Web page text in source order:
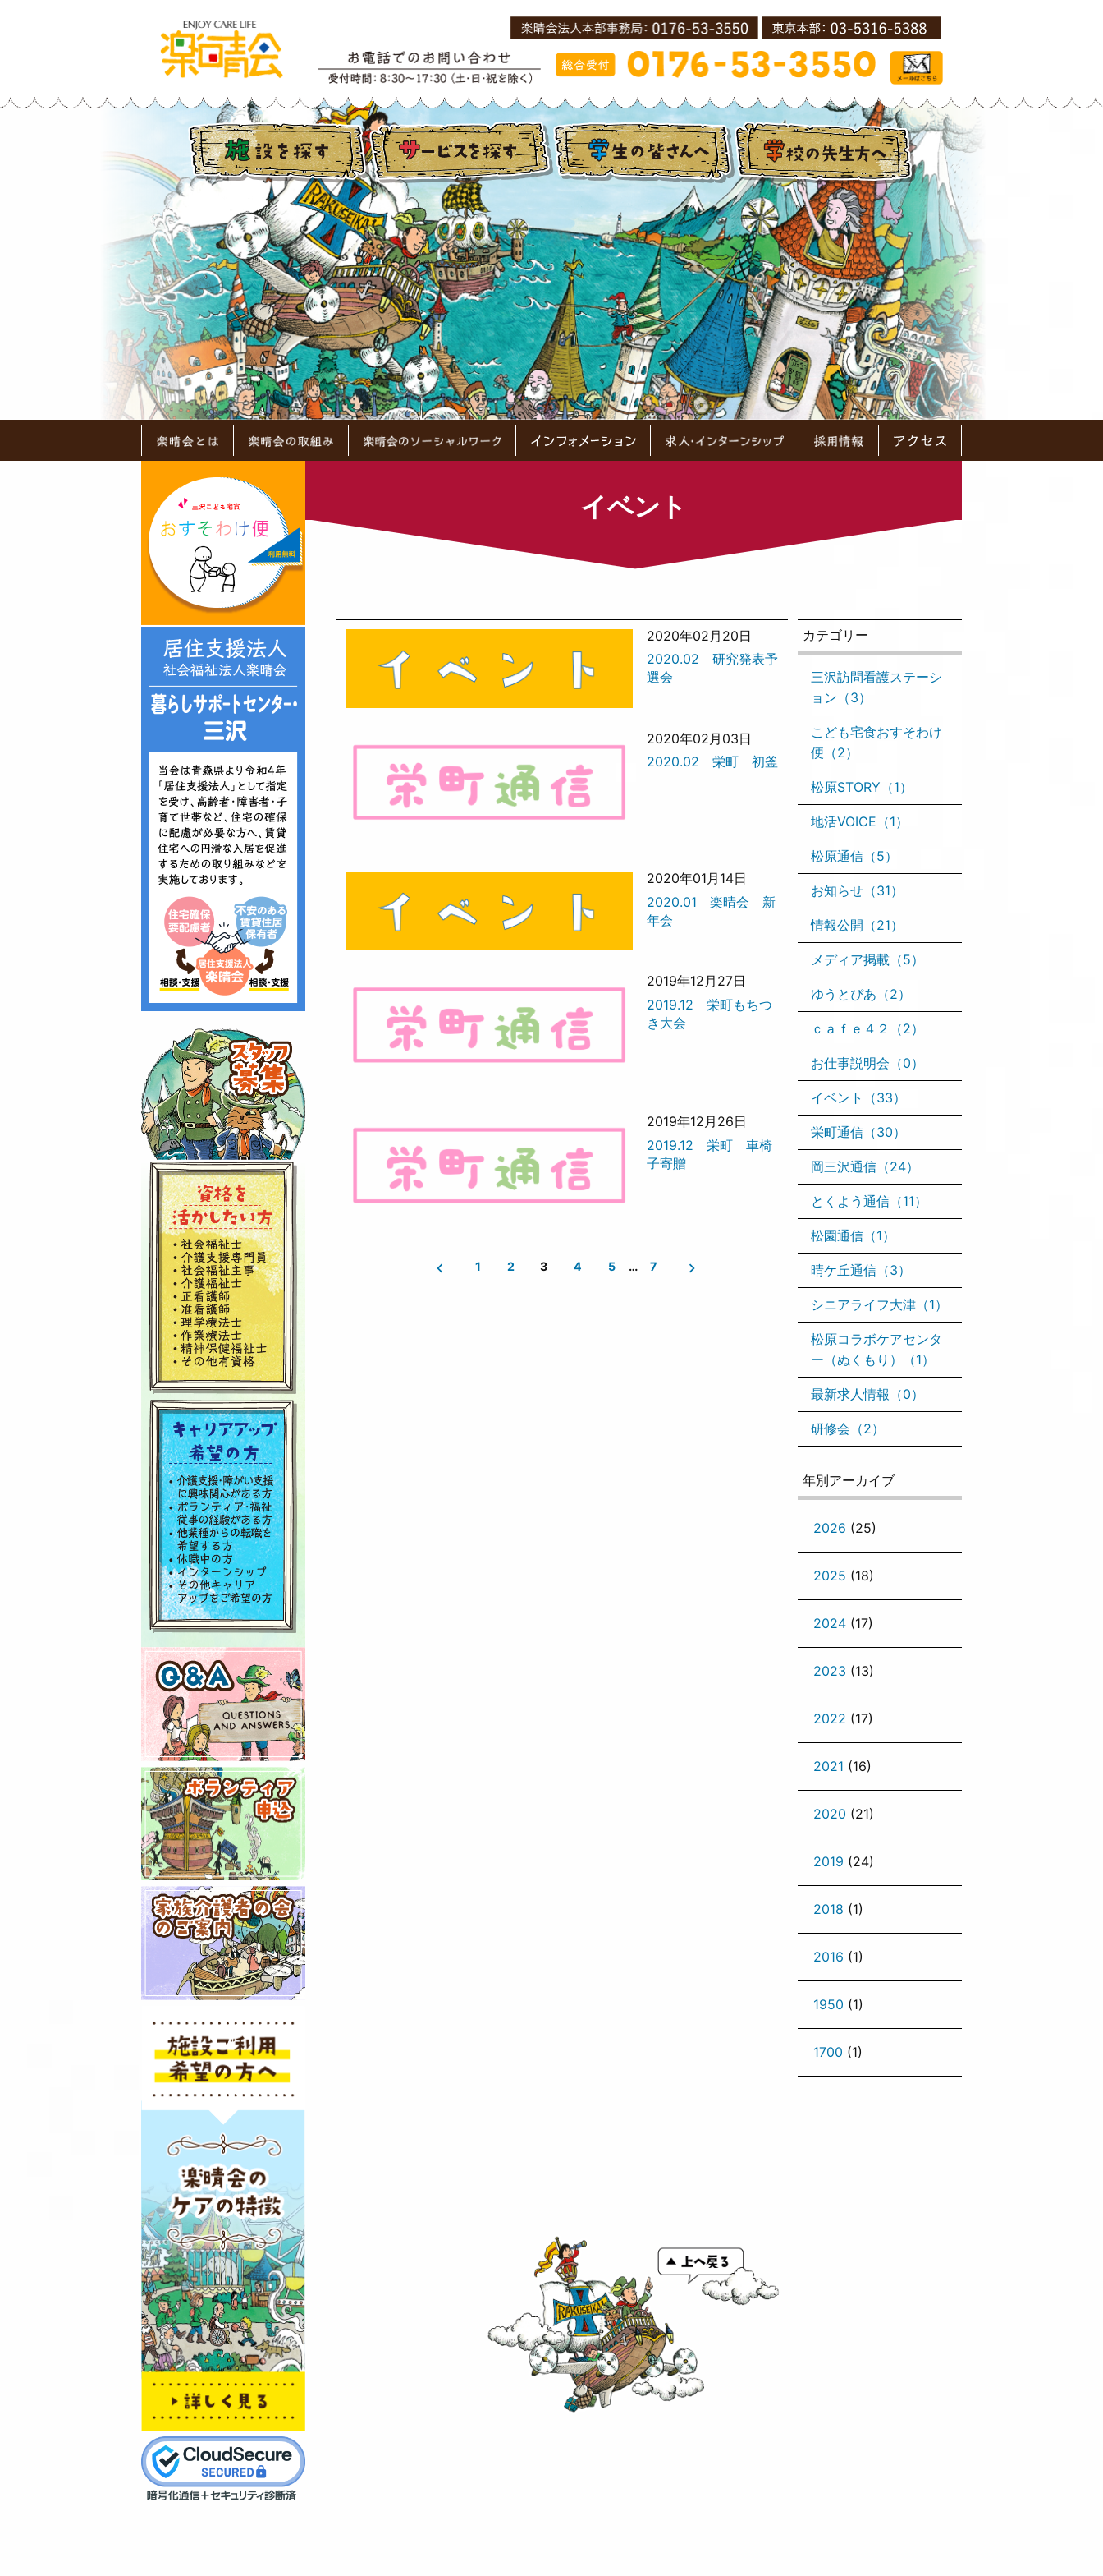
イベント
2020年02月20日
2020.02 研究発表予
選会
2020年02月03日
2020.02 栄町 初釜
2020年01月14日
2020.01 楽晴会 新
年会
2019年12月27日
2019.12 栄町もちつ
き大会
2019年12月26日
2019.12 栄町 車椅
子寄贈
1 2 3 4 5 … 7
カテゴリー
三沢訪問看護ステーシ
ョン（3）
こども宅食おすそわけ
便（2）
松原STORY（1）
地活VOICE（1）
松原通信（5）
お知らせ（31）
情報公開（21）
メディア掲載（5）
ゆうとぴあ（2）
ｃａｆｅ４２（2）
お仕事説明会（0）
イベント（33）
栄町通信（30）
岡三沢通信（24）
とくよう通信（11）
松園通信（1）
晴ケ丘通信（3）
シニアライフ大津（1）
松原コラボケアセンタ
ー（ぬくもり）（1）
最新求人情報（0）
研修会（2）
年別アーカイブ
2026 (25)
2025 (18)
2024 (17)
2023 (13)
2022 (17)
2021 (16)
2020 (21)
2019 (24)
2018 (1)
2016 (1)
1950 (1)
1700 (1)